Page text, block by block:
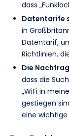
dass
Datentarife
in
Datentarif,
Richtlinien,
Die
dass die
„WiFi in
gestiegen
eine wichtige